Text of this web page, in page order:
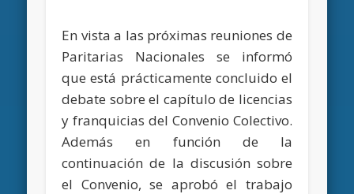
En vista a las próximas reuniones de
Paritarias Nacionales se informó
que está prácticamente concluido el
debate sobre el capítulo de licencias
y franquicias del Convenio Colectivo.
Además en función de la
continuación de la discusión sobre
el Convenio, se aprobó el trabajo